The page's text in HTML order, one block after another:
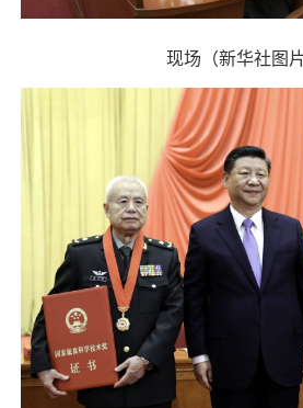
现场（新华社图片